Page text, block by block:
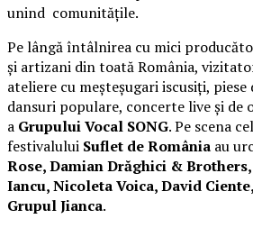
unind comunitățile.
Pe lângă întâlnirea cu mici
și artizani din toată România,
ateliere cu meșteșugari iscusiți,
dansuri populare, concerte live și de
a Grupului Vocal SONG. Pe scena
festivalului Suflet de România au
Rose, Damian Drăghici &
Iancu, Nicoleta Voica, David
Grupul Jianca.